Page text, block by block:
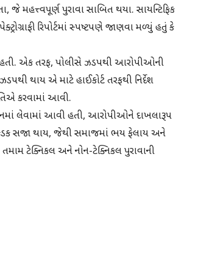
જે મહત્ત્વપૂર્ણ પુરાવા સાબિત થયા. સાયન્ટિફિક
રિપોર્ટમાં સ્પષ્ટપણે જાણવા મળ્યું હતું કે
હતી. એક તરફ, પોલીસે ઝડપથી આરોપીઓની
થાય એ માટે હાઈકોર્ટ તરફથી નિર્દેશ
કરવામાં આવી.
લેવામાં આવી હતી, આરોપીઓને દાખલારૂપ
સજા થાય, જેથી સમાજમાં ભય ફેલાય અને
ટેક્નિકલ અને નોન-ટેક્નિકલ પુરાવાની